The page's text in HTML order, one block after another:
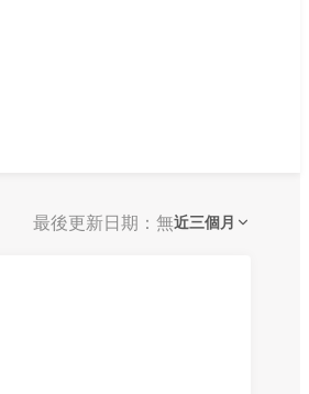
最後更新日期：無近三個月